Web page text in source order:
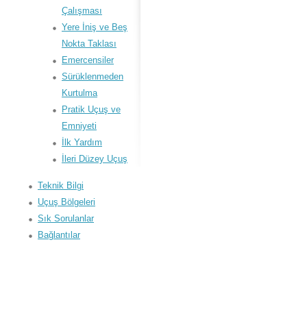
Çalışması
Yere İniş ve Beş
Nokta Taklası
Emercensiler
Sürüklenmeden
Kurtulma
Pratik Uçuş ve
Emniyeti
İlk Yardım
İleri Düzey Uçuş
Teknik Bilgi
Uçuş Bölgeleri
Sık Sorulanlar
Bağlantılar